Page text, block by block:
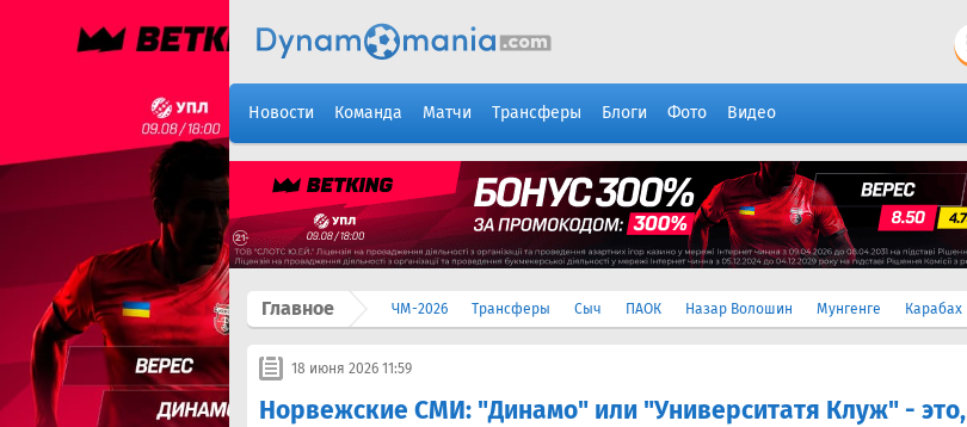
Новости Команда Матчи Трансферы Блоги Фото Видео
Главное ЧМ-2026 Трансферы Сыч ПАОК Назар Волошин Мунгенге Карабах
18 июня 2026 11:59
Норвежские СМИ: "Динамо" или "Университатя Клуж" - это,